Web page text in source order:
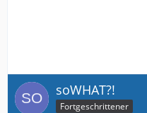
soWHAT?!
Fortgeschrittener